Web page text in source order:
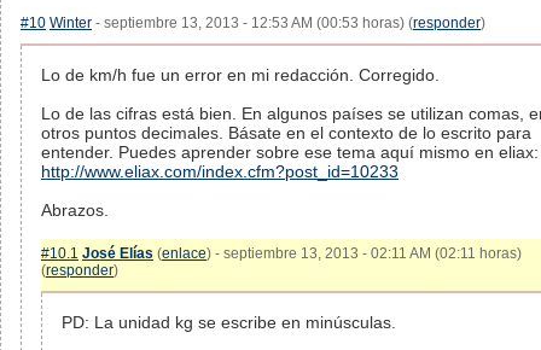
#10 Winter - septiembre 13, 2013 - 12:53 AM (00:53 horas) (responder)
Lo de km/h fue un error en mi redacción. Corregido.
Lo de las cifras está bien. En algunos países se utilizan comas,
otros puntos decimales. Básate en el contexto de lo escrito para
entender. Puedes aprender sobre ese tema aquí mismo en eliax:
http://www.eliax.com/index.cfm?post_id=10233
Abrazos.
#10.1 José Elías (enlace) - septiembre 13, 2013 - 02:11 AM (02:11 horas)
(responder)
PD: La unidad kg se escribe en minúsculas.